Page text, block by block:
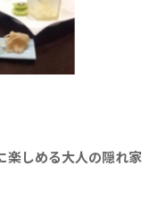
楽しめる大人の隠れ家